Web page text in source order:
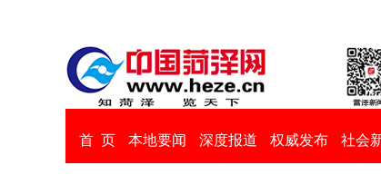
首 页 本地要闻 深度报道 权威发布 社会